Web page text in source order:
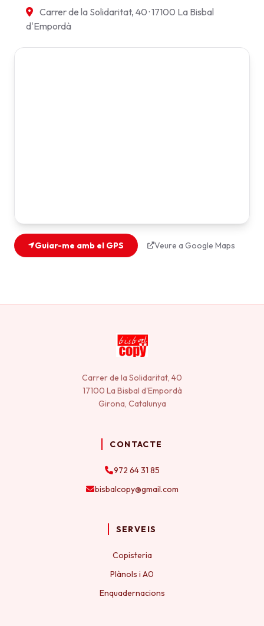
Carrer de la Solidaritat, 40 · 17100 La Bisbal
d'Empordà
Guiar-me amb el GPS Veure a Google Maps
Carrer de la Solidaritat, 40
17100 La Bisbal d'Empordà
Girona, Catalunya
CONTACTE
972 64 31 85
bisbalcopy@gmail.com
SERVEIS
Copisteria
Plànols i A0
Enquadernacions